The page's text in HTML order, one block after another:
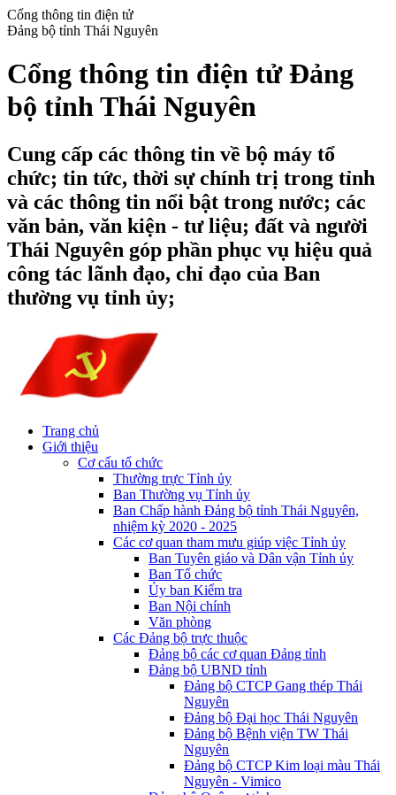
Cổng thông tin điện tử
Đảng bộ tỉnh Thái Nguyên
Cổng thông tin điện tử Đảng
bộ tỉnh Thái Nguyên
Cung cấp các thông tin về bộ máy tổ
chức; tin tức, thời sự chính trị trong tỉnh
và các thông tin nổi bật trong nước; các
văn bản, văn kiện - tư liệu; đất và người
Thái Nguyên góp phần phục vụ hiệu quả
công tác lãnh đạo, chỉ đạo của Ban
thường vụ tỉnh ủy;
Trang chủ
Giới thiệu
Cơ cấu tổ chức
Thường trực Tỉnh ủy
Ban Thường vụ Tỉnh ủy
Ban Chấp hành Đảng bộ tỉnh Thái Nguyên,
nhiệm kỳ 2020 - 2025
Các cơ quan tham mưu giúp việc Tỉnh ủy
Ban Tuyên giáo và Dân vận Tỉnh ủy
Ban Tổ chức
Ủy ban Kiểm tra
Ban Nội chính
Văn phòng
Các Đảng bộ trực thuộc
Đảng bộ các cơ quan Đảng tỉnh
Đảng bộ UBND tỉnh
Đảng bộ CTCP Gang thép Thái
Nguyên
Đảng bộ Đại học Thái Nguyên
Đảng bộ Bệnh viện TW Thái
Nguyên
Đảng bộ CTCP Kim loại màu Thái
Nguyên - Vimico